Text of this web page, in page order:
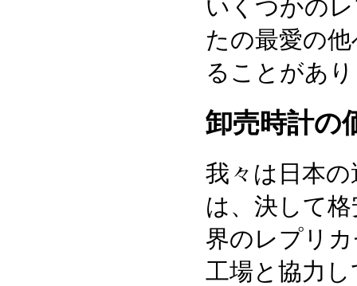
いくつかの
たの最愛の
ることがあ
卸売時計の
我々は日本
は、決して
界のレプリ
工場と協力